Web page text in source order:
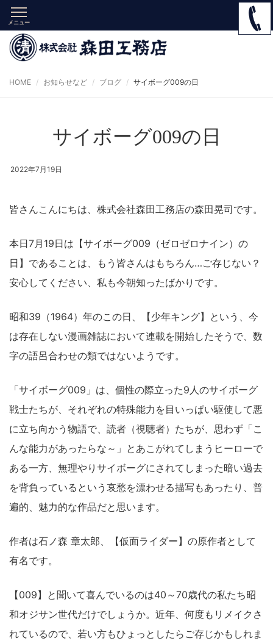
メニュー
HOME お知らせなど ブログ サイボーグ009の日
サイボーグ009の日
2022年7月19日
皆さんこんにちは、株式会社森田工務店の森田晃司です。
本日7月19日は【サイボーグ009（ゼロゼロナイン）の
日】であることは、もう皆さんはもちろん…ご存じない？
安心してください、私も今朝知ったばかりです。
昭和39（1964）年のこの日、【少年キング】という、今
は存在しない漫画雑誌において連載を開始したそうで、数
字の語呂合わせの類ではないようです。
「サイボーグ009」は、個性の際立った9人のサイボーグ
戦士たちが、それぞれの特殊能力を目いっぱい駆使して悪
に立ち向かう物語で、読者（視聴者）たちが、思わず「こ
んな能力があったらな～」とあこがれてしまうヒーローで
ある一方、無理やりサイボーグにされてしまった暗い過去
を背負っているという哀愁を漂わせる描写もあったり、普
遍的、魅力的な作品だと思います。
作者は石ノ森 章太郎、【仮面ライダー】の原作者として
有名です。
【009】と聞いて喜んでいるのは40～70歳代の私たち昭
和オジサン世代だけでしょうか。近年、何度もリメイクさ
れているので、若い方もひょっとしたらご存じかもしれま